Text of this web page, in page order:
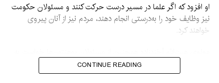
او افزود که اگر علما در مسیر درست حرکت کنند و مسئولان حکومت
نیز وظایف خود را به‌درستی انجام دهند، مردم نیز از آنان پیروی
خواهند کرد.
آموزش و تربیت محصلان توجه جدی داشته باشند و آنان را در کنار
آموزش‌های علمی، با مسائل دینی نیز آشنا کنند.
CONTINUE READING